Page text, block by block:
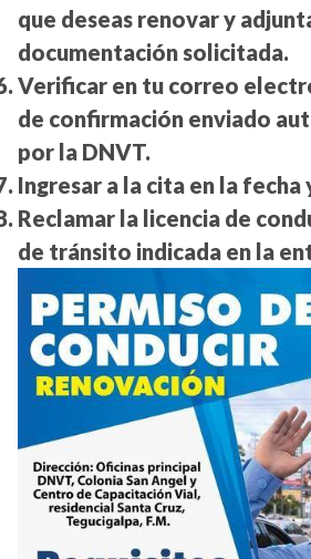
que deseas renovar y
documentación solicitada.
Verificar en tu correo
de confirmación enviado
por la DNVT.
Ingresar a la cita en la fecha
Reclamar la licencia de
de tránsito indicada en la